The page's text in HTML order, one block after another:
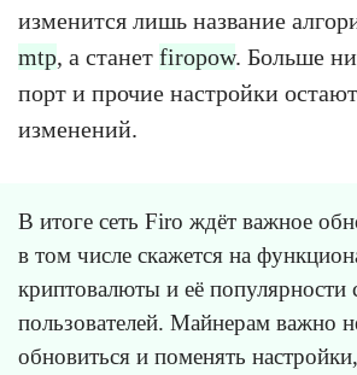
изменится лишь название
mtp, а станет firopow. Больше
порт и прочие настройки
изменений.
В итоге сеть Firo ждёт важное
в том числе скажется на
криптовалюты и её
пользователей. Майнерам важно
обновиться и поменять